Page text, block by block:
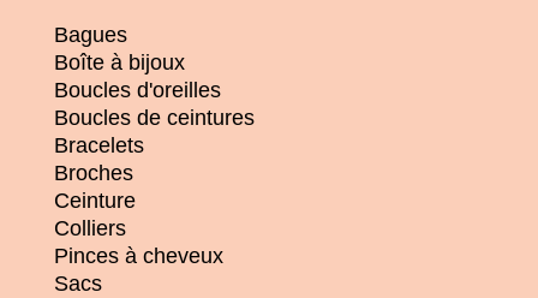
Bagues
Boîte à bijoux
Boucles d'oreilles
Boucles de ceintures
Bracelets
Broches
Ceinture
Colliers
Pinces à cheveux
Sacs